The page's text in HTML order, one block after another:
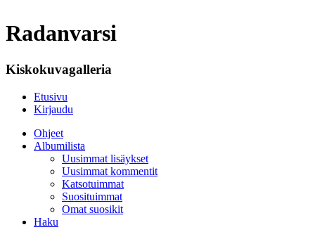
Radanvarsi
Kiskokuvagalleria
Etusivu
Kirjaudu
Ohjeet
Albumilista
Uusimmat lisäykset
Uusimmat kommentit
Katsotuimmat
Suosituimmat
Omat suosikit
Haku